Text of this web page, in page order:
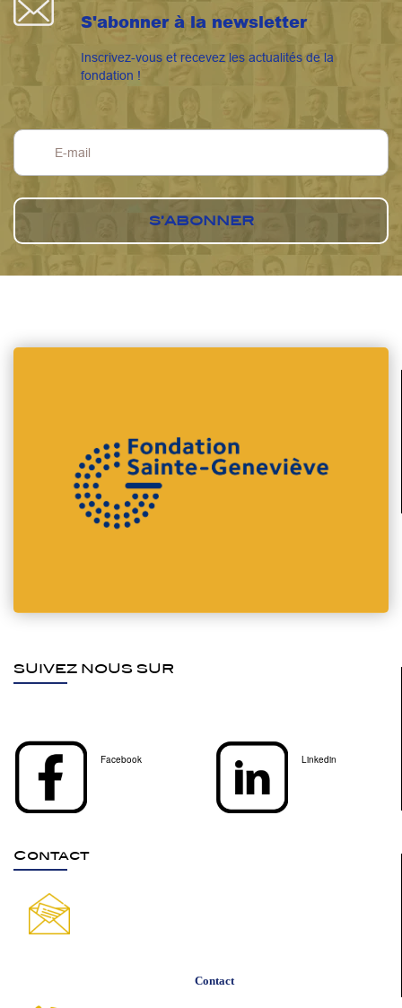
S'abonner à la newsletter
Inscrivez-vous et recevez les actualités de la
fondation !
SUIVEZ NOUS SUR
Facebook Linkedin
Contact
Contact